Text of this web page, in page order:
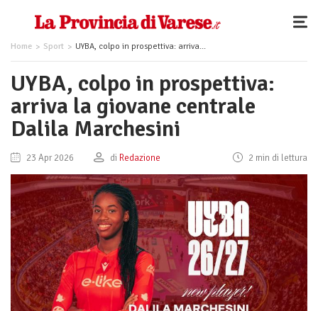
Home Sport UYBA, colpo in prospettiva: arriva la giovane centrale Dalila Marchesini
UYBA, colpo in prospettiva:
arriva la giovane centrale
Dalila Marchesini
23 Apr 2026 di Redazione 2 min di lettura